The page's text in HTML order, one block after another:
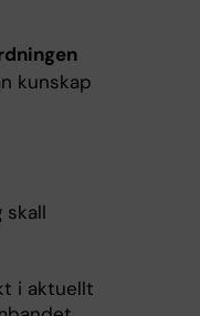
kunskap
skall
i aktuellt